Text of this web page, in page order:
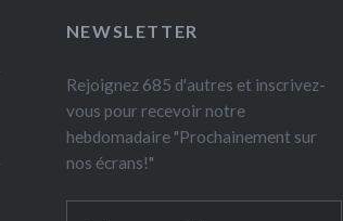
NEWSLETTER
Rejoignez 685 d'autres et inscrivez-
vous pour recevoir notre
hebdomadaire "Prochainement sur
nos écrans!"